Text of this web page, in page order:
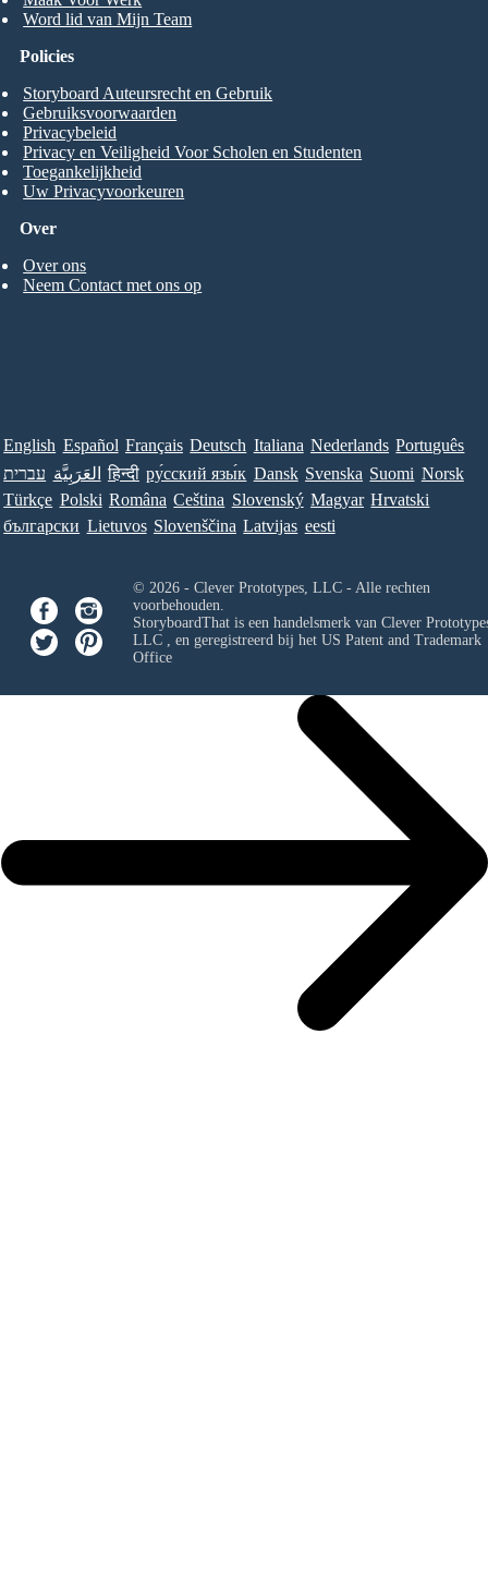
Word lid van Mijn Team
Over
Over ons
Neem Contact met ons op
Policies
Storyboard Auteursrecht en Gebruik
Gebruiksvoorwaarden
Privacybeleid
Privacy en Veiligheid Voor Scholen en Studenten
Toegankelijkheid
Uw Privacyvoorkeuren
English Español Français Deutsch Italiana Nederlands Português
עברית العَرَبِيَّة हिन्दी ру́сский язы́к Dansk Svenska Suomi Norsk
Türkçe Polski Româna Ceština Slovenský Magyar Hrvatski
български Lietuvos Slovenščina Latvijas eesti
© 2026 - Clever Prototypes, LLC - Alle rechten
voorbehouden.
StoryboardThat is een handelsmerk van Clever
LLC, en geregistreerd bij het US Patent and Trademark
Office